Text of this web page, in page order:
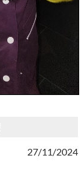
27/11/2024